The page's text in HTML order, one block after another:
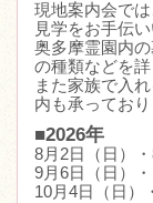
現地案内会で
見学をお手伝い
奥多摩霊園内
の種類などを詳
また家族で入
内も承っており
■2026年
8月2日（日）
9月6日（日）
10月4日（日）